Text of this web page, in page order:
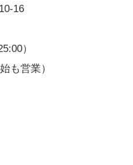
16
）
も営業）